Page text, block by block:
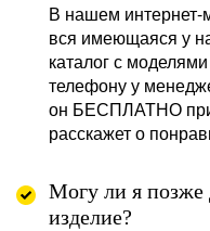
В нашем интернет-
вся имеющаяся у
каталог с
телефону у
он БЕСПЛАТНО
расскажет о
Могу ли я позже
изделие?